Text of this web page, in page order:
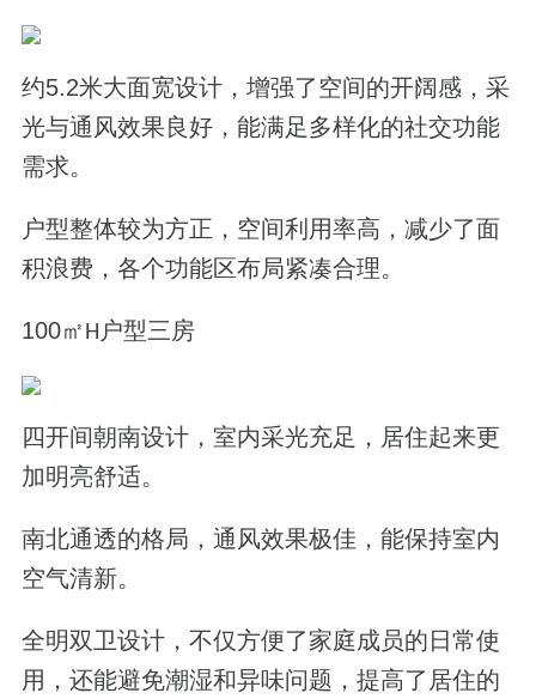
约5.2米大面宽设计，增强了空间的开阔感，采
光与通风效果良好，能满足多样化的社交功能
需求。
户型整体较为方正，空间利用率高，减少了面
积浪费，各个功能区布局紧凑合理。
100㎡ H 户型三房
四开间朝南设计，室内采光充足，居住起来更
加明亮舒适。
南北通透的格局，通风效果极佳，能保持室内
空气清新。
全明双卫设计，不仅方便了家庭成员的日常使
用，还能避免潮湿和异味问题，提高了居住的